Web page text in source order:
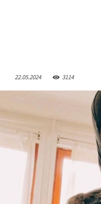
22.05.2024 3114